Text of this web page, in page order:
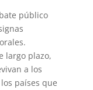
público
largo plazo,
a los
países que